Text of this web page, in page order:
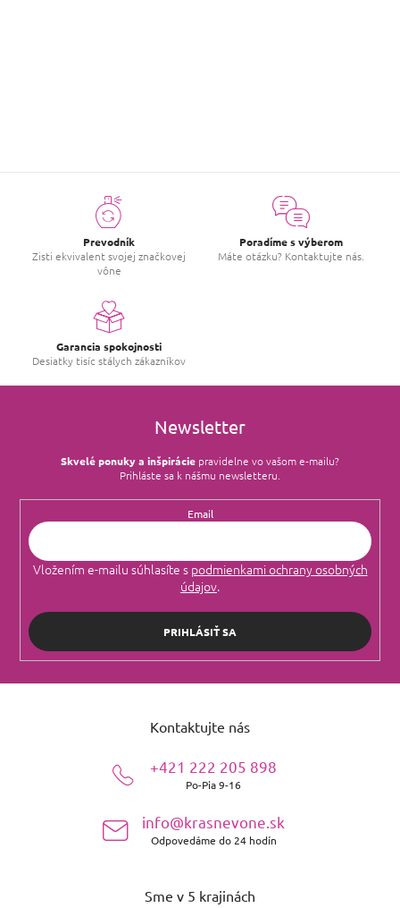
Prevodník
Zisti ekvivalent svojej značkovej
vône
Poradíme s výberom
Máte otázku? Kontaktujte nás.
Garancia spokojnosti
Desiatky tisíc stálych zákazníkov
Newsletter
Skvelé ponuky a inšpirácie pravidelne vo vašom e‑mailu?
Prihláste sa k nášmu newsletteru.
Email
Vložením e-mailu súhlasíte s podmienkami ochrany osobných
údajov.
PRIHLÁSIŤ SA
Kontaktujte nás
+421 222 205 898
Po-Pia 9-16
info@krasnevone.sk
Odpovedáme do 24 hodín
Sme v 5 krajinách